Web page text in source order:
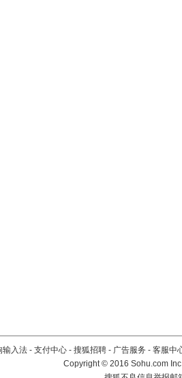
输入法 - 支付中心 - 搜狐招聘 - 广告服务 - 客服中
Copyright©2016 Sohu.com